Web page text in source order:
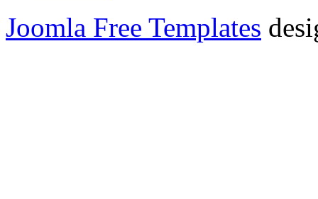
Joomla Free Templates